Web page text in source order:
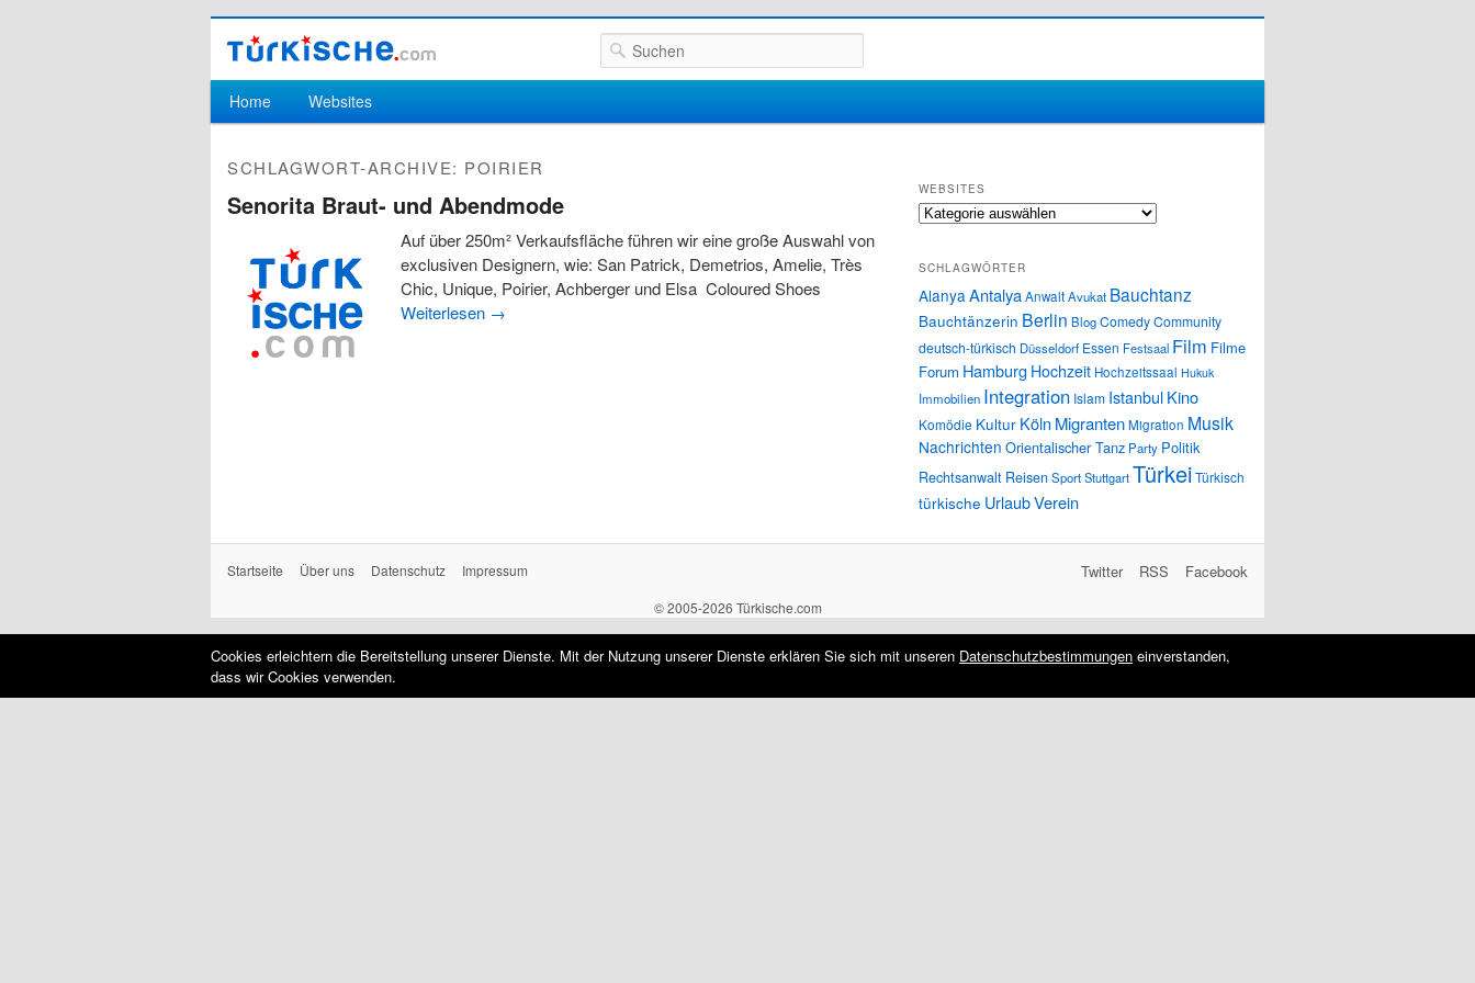
Suchen
Hauptmenü
Zum Inhalt wechseln
Zum sekundären Inhalt wechseln
Home Websites
SCHLAGWORT-ARCHIVE: POIRIER
Senorita Braut- und Abendmode
Auf über 250m² Verkaufsfläche führen wir eine große Auswahl von
exclusiven Designern, wie: San Patrick, Demetrios, Amelie, Très
Chic, Unique, Poirier, Achberger und Elsa Coloured Shoes
Weiterlesen →
WEBSITES
Websites
SCHLAGWÖRTER
Alanya AntalyaAnwaltAvukat Bauchtanz
Bauchtänzerin Berlin BlogComedyCommunity
deutsch-türkisch Düsseldorf Essen Festsaal Film Filme
Forum Hamburg Hochzeit Hochzeitssaal Hukuk
Immobilien Integration Islam IstanbulKino
Komödie Kultur Köln MigrantenMigration Musik
Nachrichten Orientalischer Tanz Party Politik
Rechtsanwalt ReisenSportStuttgartTürkeiTürkisch
türkische UrlaubVerein
Startseite Über uns Datenschutz Impressum Facebook
RSS
Twitter
© 2005-2026 Türkische.com
Cookies erleichtern die Bereitstellung unserer Dienste. Mit der Nutzung unserer Dienste erklären Sie sich mit unseren Datenschutzbestimmungen einverstanden,
dass wir Cookies verwenden.